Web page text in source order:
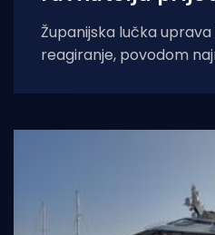
Županijska lučka uprava
reagiranje, povodom
Malom Lošinju. Jučer